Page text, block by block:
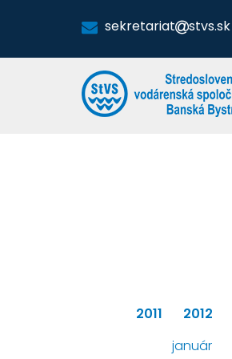
sekretariat stvs.sk
2011 2012
január